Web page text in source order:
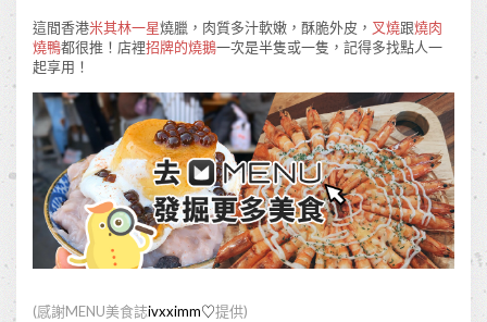
這間香港米其林一星燒臘，肉質多汁軟嫩，酥脆外皮， 叉燒跟燒肉
燒鴨都很推！店裡招牌的燒鵝一次是半隻或一隻，記得多找點人一
起享用！
(感謝MENU美食誌ivxximm♡提供)